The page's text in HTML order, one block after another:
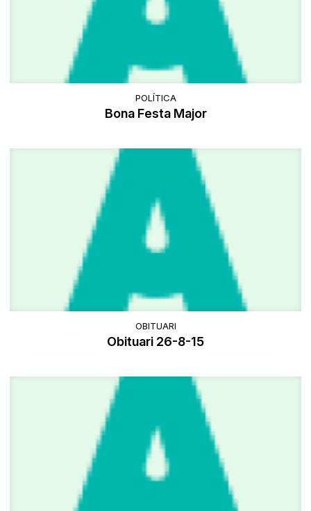
POLÍTICA
Bona Festa Major
OBITUARI
Obituari 26-8-15